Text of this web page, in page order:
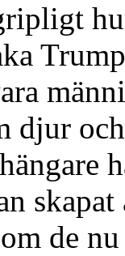
djur
de